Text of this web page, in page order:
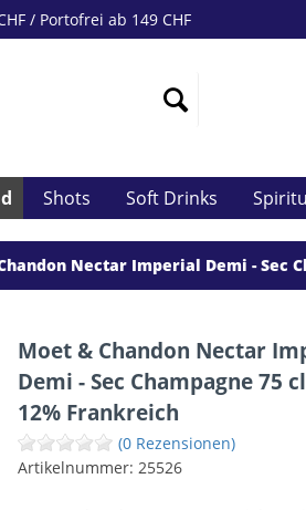
/ Portofrei ab 149 CHF
Shots Soft Drinks
Nectar Imperial Demi - Sec
Moet & Chandon Nectar
Demi - Sec Champagne 75
12% Frankreich
(0 Rezensionen)
Artikelnummer:25526